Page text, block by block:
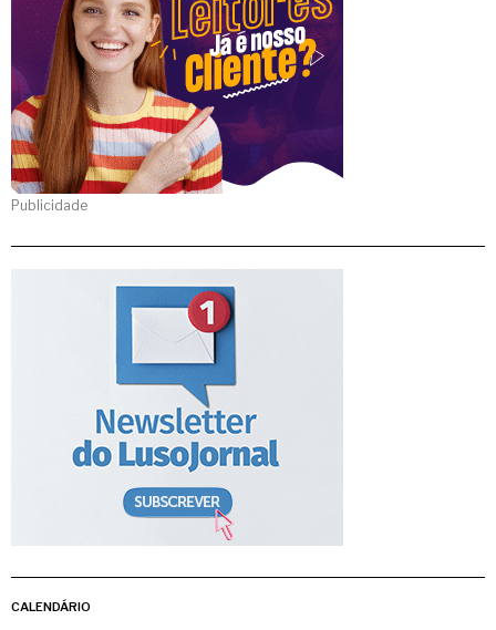
Publicidade
CALENDÁRIO